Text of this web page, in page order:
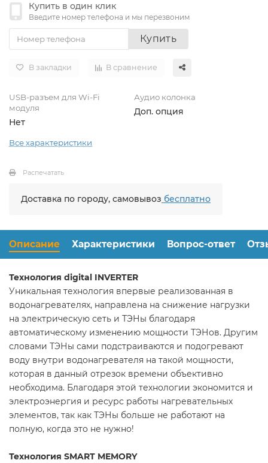
Купить в один клик
Введите номер телефона и мы перезвоним
Купить
В закладки В сравнение
USB-разъем для Wi-Fi
модуля
Нет
Аудио колонка
Доп. опция
Все характеристики
Распечатать
Доставка по городу, самовывоз бесплатно
Описание Характеристики Вопрос-ответ
Технология digital INVERTER
Уникальная технология впервые реализованная в
водонагревателях, направлена на снижение нагрузки
на электрическую сеть и ТЭНы благодаря
автоматическому изменению мощности ТЭНов. Другим
словами ТЭНы сами подстраиваются и подогревают
воду внутри водонагревателя на такой мощности,
которая в данный отрезок времени объективно
необходима. Благодаря этой технологии экономится и
электроэнергия и ресурс работы нагревательных
элементов, так как ТЭНы больше не работают на
полную, когда это не нужно!
Технология SMART MEMORY